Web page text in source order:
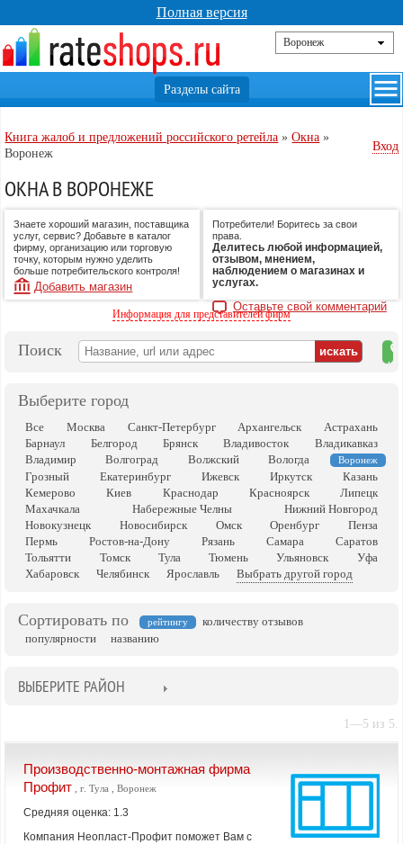
Полная версия
Книга жалоб и предложений российского ретейла »Окна »
Воронеж
Вход
ОКНА В ВОРОНЕЖЕ
Знаете хороший магазин, поставщика
услуг, сервис? Добавьте в каталог
фирму, организацию или торговую
точку, которым нужно уделить
больше потребительского контроля!
Добавить магазин
Потребители! Боритесь за свои
права.
Делитесь любой информацией,
отзывом, мнением,
наблюдением о магазинах и
услугах.
Оставьте свой комментарий
Информация для представителей фирм
Поиск
на
Выберите город
Все Москва Санкт-Петербург Архангельск
Астрахань
Барнаул
Белгород Брянск Владивосток
Владикавказ
Владимир
Волгоград Волжский Вологда Воронеж
Грозный Екатеринбург Ижевск Иркутск
Казань
Кемерово
Киев Краснодар Красноярск
Липецк
Махачкала
Набережные Челны
Нижний Новгород
Новокузнецк
Новосибирск Омск Оренбург
Пенза
Пермь
Ростов-на-Дону Рязань Самара
Саратов
Тольятти
Томск Тула Тюмень Ульяновск
Уфа
Хабаровск
Челябинск Ярославль Выбрать другой город
Сортировать по рейтингу
количеству отзывов
популярности
названию
ВЫБЕРИТЕ РАЙОН
1—5 из 5.
Производственно-монтажная фирма
Профит , г. Тула , Воронеж
Средняя оценка: 1.3
Компания Неопласт-Профит поможет Вам с